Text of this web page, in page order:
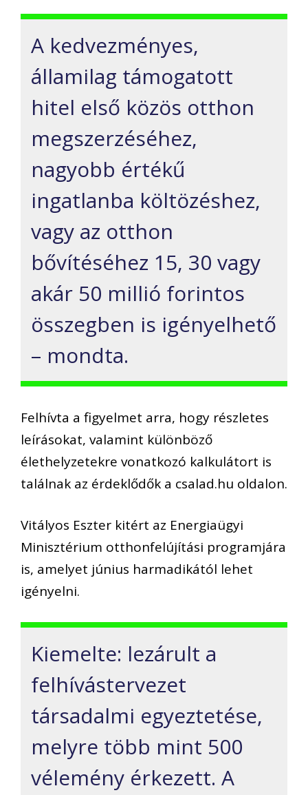
A kedvezményes,
államilag támogatott
hitel első közös otthon
megszerzéséhez,
nagyobb értékű
ingatlanba költözéshez,
vagy az otthon
bővítéséhez 15, 30 vagy
akár 50 millió forintos
összegben is igényelhető
– mondta.
Felhívta a figyelmet arra, hogy részletes
leírásokat, valamint különböző
élethelyzetekre vonatkozó kalkulátort is
találnak az érdeklődők a csalad.hu oldalon.
Vitályos Eszter kitért az Energiaügyi
Minisztérium otthonfelújítási programjára
is, amelyet június harmadikától lehet
igényelni.
Kiemelte: lezárult a
felhívástervezet
társadalmi egyeztetése,
melyre több mint 500
vélemény érkezett. A